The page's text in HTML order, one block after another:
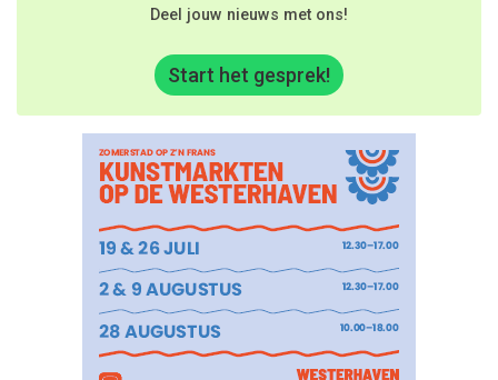
Deel jouw nieuws met ons!
Start het gesprek!